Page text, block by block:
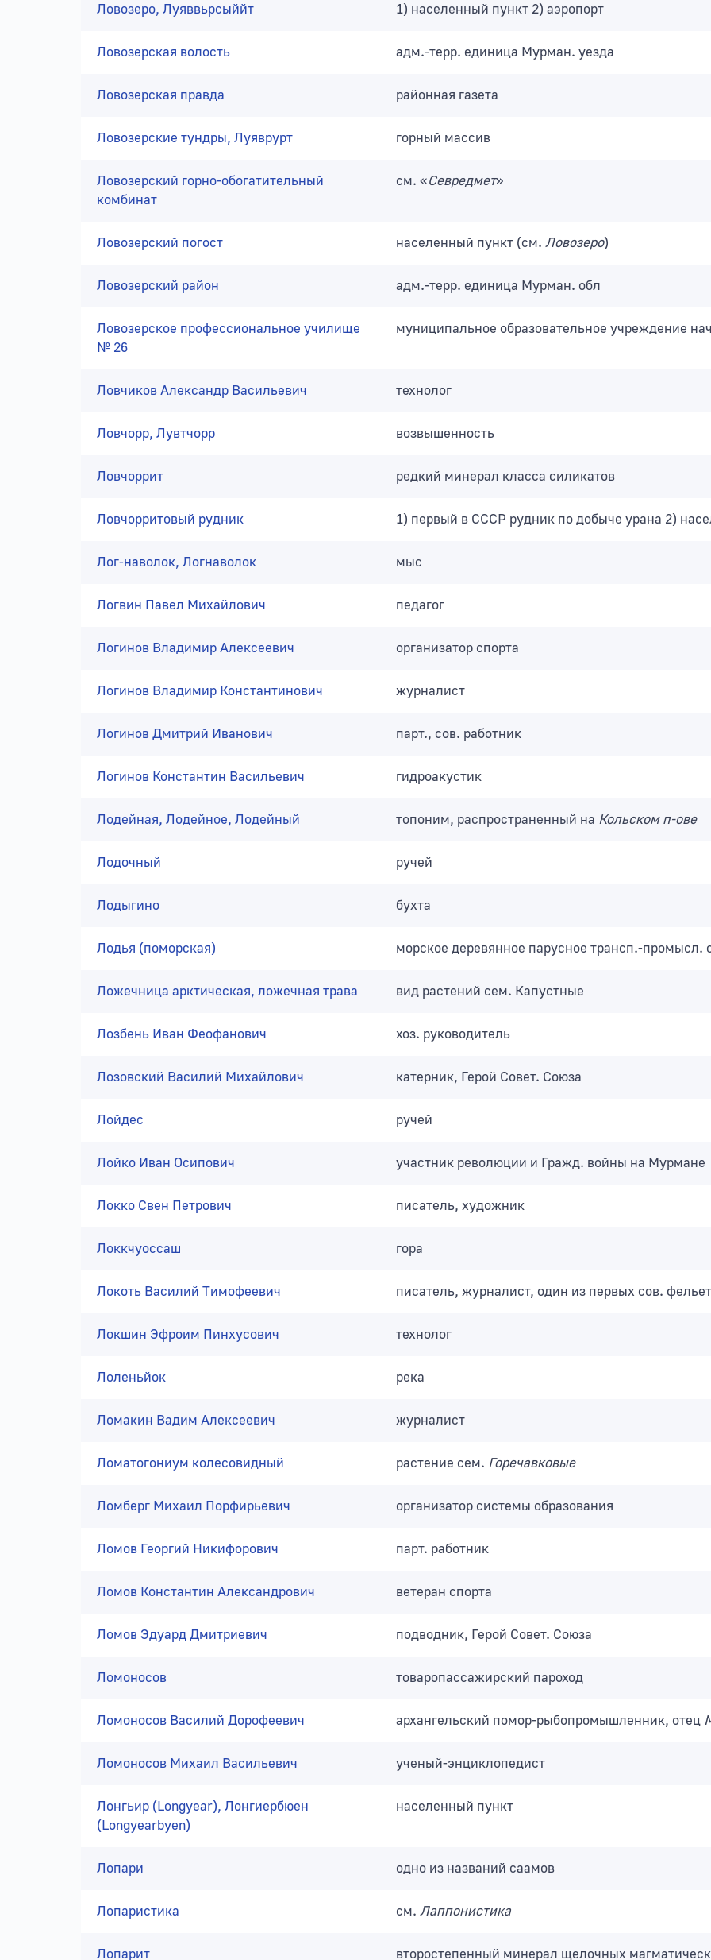
Ловозеро, Луяввьрсыййт 1) населенный пункт 2) аэропорт
Ловозерская волость адм.-терр. единица Мурман. уезда
Ловозерская правда районная газета
Ловозерские тундры, Луяврурт горный массив
Ловозерский горно-обогатительный
комбинат
см. «Севредмет»
Ловозерский погост населенный пункт (см. Ловозеро)
Ловозерский район адм.-терр. единица Мурман. обл
Ловозерское профессиональное училище
№ 26
муниципальное образовательное учреждение
Ловчиков Александр Васильевич технолог
Ловчорр, Лувтчорр возвышенность
Ловчоррит редкий минерал класса силикатов
Ловчорритовый рудник 1) первый в СССР рудник по добыче урана 2)
Лог-наволок, Логнаволок мыс
Логвин Павел Михайлович педагог
Логинов Владимир Алексеевич организатор спорта
Логинов Владимир Константинович журналист
Логинов Дмитрий Иванович парт., сов. работник
Логинов Константин Васильевич гидроакустик
Лодейная, Лодейное, Лодейный топоним, распространенный на Кольском п-ове
Лодочный ручей
Лодыгино бухта
Лодья (поморская) морское деревянное парусное трансп.-промысл.
Ложечница арктическая, ложечная трава вид растений сем. Капустные
Лозбень Иван Феофанович хоз. руководитель
Лозовский Василий Михайлович катерник, Герой Совет. Союза
Лойдес ручей
Лойко Иван Осипович участник революции и Гражд. войны на Мурмане
Локко Свен Петрович писатель, художник
Локкчуоссаш гора
Локоть Василий Тимофеевич писатель, журналист, один из первых сов.
Локшин Эфроим Пинхусович технолог
Лоленьйок река
Ломакин Вадим Алексеевич журналист
Ломатогониум колесовидный растение сем. Горечавковые
Ломберг Михаил Порфирьевич организатор системы образования
Ломов Георгий Никифорович парт. работник
Ломов Константин Александрович ветеран спорта
Ломов Эдуард Дмитриевич подводник, Герой Совет. Союза
Ломоносов товаропассажирский пароход
Ломоносов Василий Дорофеевич архангельский помор-рыбопромышленник, отец
Ломоносов Михаил Васильевич ученый-энциклопедист
Лонгьир (Longyear), Лонгиербюен
(Longyearbyen)
населенный пункт
Лопари одно из названий саамов
Лопаристика см. Лаппонистика
Лопарит второстепенный минерал щелочных